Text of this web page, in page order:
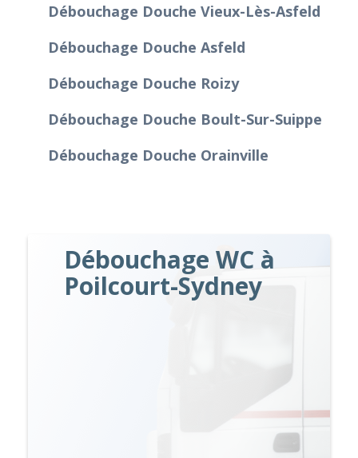
Débouchage Douche Vieux-Lès-Asfeld
Débouchage Douche Asfeld
Débouchage Douche Roizy
Débouchage Douche Boult-Sur-Suippe
Débouchage Douche Orainville
Débouchage WC à
Poilcourt-Sydney